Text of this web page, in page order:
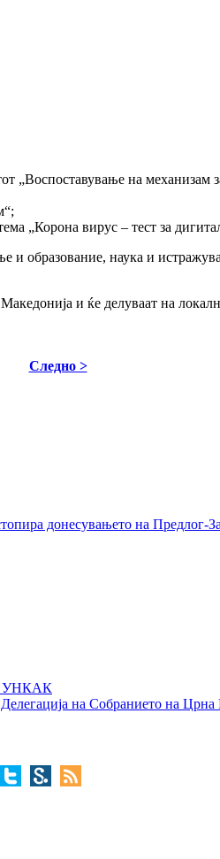
„Воспоставување на
„Корона вирус – тест за
и образование, наука и
и ќе делуваат на
Следно >
донесувањето на Предлог-
УНКАК
на Собранието на Црна